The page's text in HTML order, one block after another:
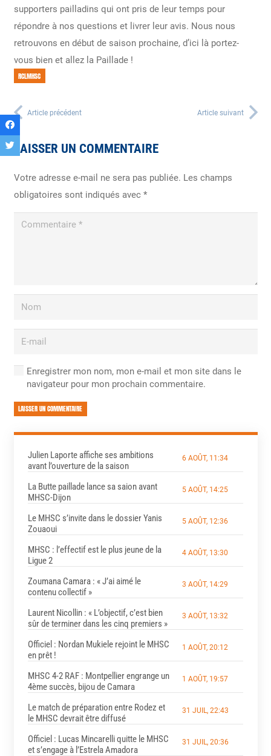
supporters pailladins qui ont pris de leur temps pour
répondre à nos questions et livrer leur avis. Nous nous
retrouvons en début de saison prochaine, d’ici là portez-
vous bien et allez la Paillade !
RCLMHSC
Article précédent Article suivant
LAISSER UN COMMENTAIRE
Votre adresse e-mail ne sera pas publiée. Les champs
obligatoires sont indiqués avec *
Enregistrer mon nom, mon e-mail et mon site dans le
navigateur pour mon prochain commentaire.
LAISSER UN COMMENTAIRE
Julien Laporte affiche ses ambitions
avant l’ouverture de la saison
6 AOÛT, 11:34
La Butte paillade lance sa saion avant
MHSC-Dijon
5 AOÛT, 14:25
Le MHSC s’invite dans le dossier Yanis
Zouaoui
5 AOÛT, 12:36
MHSC : l’effectif est le plus jeune de la
Ligue 2
4 AOÛT, 13:30
Zoumana Camara : « J’ai aimé le
contenu collectif »
3 AOÛT, 14:29
Laurent Nicollin : « L’objectif, c’est bien
sûr de terminer dans les cinq premiers »
3 AOÛT, 13:32
Officiel : Nordan Mukiele rejoint le MHSC
en prêt !
1 AOÛT, 20:12
MHSC 4-2 RAF : Montpellier engrange un
4ème succès, bijou de Camara
1 AOÛT, 19:57
Le match de préparation entre Rodez et
le MHSC devrait être diffusé
31 JUIL, 22:43
Officiel : Lucas Mincarelli quitte le MHSC
et s’engage à l’Estrela Amadora
31 JUIL, 20:36